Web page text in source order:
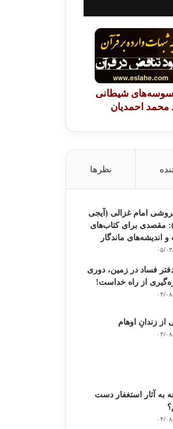
شیطانی
محمد احمدیان
نظرها
امام غزالی (آیجی
مقصدی برای کتاب‌های
و اندیشه‌های ماندگار
۱۹
فساد در زمین‌، دوری
از راه خداست‌!
۰۳
از زندانِ اوهام
۰۳
به آثار استغفار دست
۰۳